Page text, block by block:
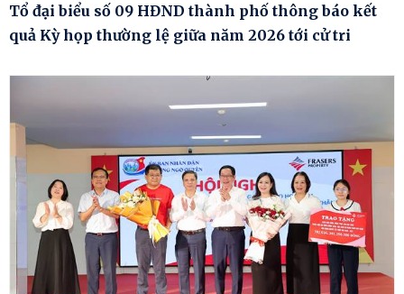
Tổ đại biểu số 09 HĐND thành phố thông báo kết
quả Kỳ họp thường lệ giữa năm 2026 tới cử tri